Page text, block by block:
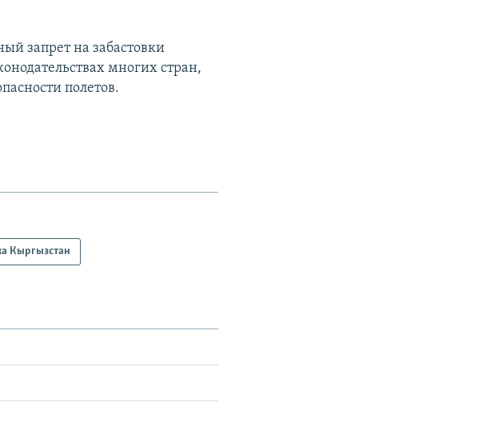
запрет на забастовки
многих стран,
полетов.
Кыргызстан